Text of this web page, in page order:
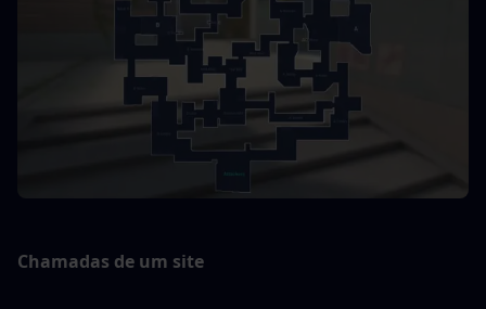
Chamadas de um site